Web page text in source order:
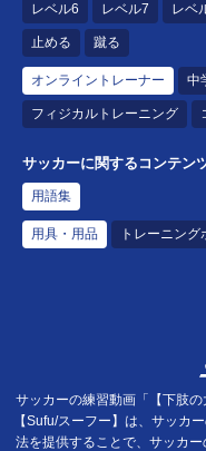
レベル6 レベル7 レベ
止める 蹴る
オンライントレーナー 中
フィジカルトレーニング
サッカーに関するコンテン
用語集
用具・用品 トレーニング
サッカーの練習動画「【下肢
【Sufu/スーフー】は、サッカ
法を提供することで、サッカ